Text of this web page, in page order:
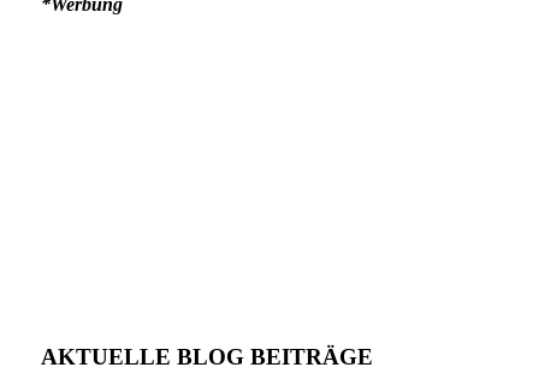
*Werbung
AKTUELLE BLOG BEITRÄGE